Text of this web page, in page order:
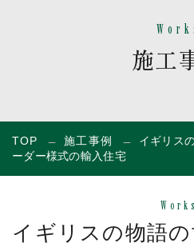
施工
TOP 施工事例
イギリス
ーダー様式の輸入住宅
Works
イギリスの物語